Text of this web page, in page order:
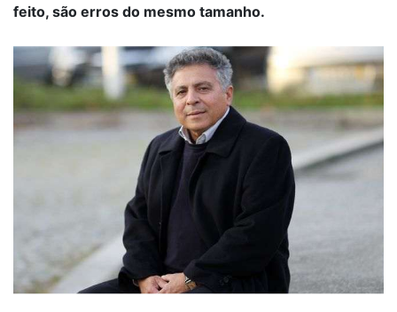
feito, são erros do mesmo tamanho.